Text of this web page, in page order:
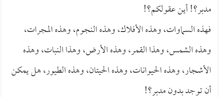
مدبر؟! أين عقولكم؟!
فهذه السماوات، وهذه الأفلاك، وهذه النجوم، وهذه المجرات،
وهذه الشمس، وهذا القمر، وهذه الأرض، وهذا النبات، وهذه
الأشجار، وهذه الحيوانات، وهذه الحيتان، وهذه الطيور، هل يمكن
أن توجد بدون مدبر؟!